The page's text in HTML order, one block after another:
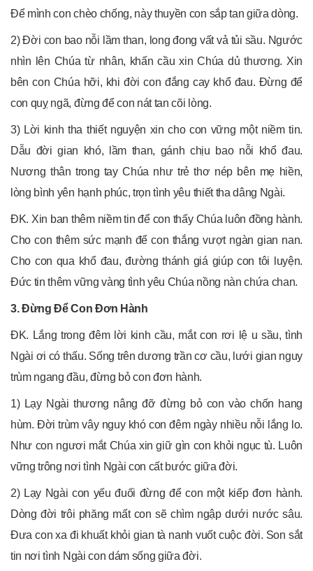
Để mình con chèo chống, này thuyền con sắp tan giữa dòng.
2) Đời con bao nỗi lầm than, long đong vất vả tủi sầu. Ngước
nhìn lên Chúa từ nhân, khấn cầu xin Chúa dủ thương. Xin
bên con Chúa hỡi, khi đời con đắng cay khổ đau. Đừng để
con quỵ ngã, đừng để con nát tan cõi lòng.
3) Lời kinh tha thiết nguyện xin cho con vững một niềm tin.
Dẫu đời gian khó, lầm than, gánh chịu bao nỗi khổ đau.
Nương thân trong tay Chúa như trẻ thơ nép bên mẹ hiền,
lòng bình yên hạnh phúc, trọn tình yêu thiết tha dâng Ngài.
ĐK. Xin ban thêm niềm tin để con thấy Chúa luôn đồng hành.
Cho con thêm sức mạnh để con thắng vượt ngàn gian nan.
Cho con qua khổ đau, đường thánh giá giúp con tôi luyện.
Đức tin thêm vững vàng tình yêu Chúa nồng nàn chứa chan.
3. Đừng Để Con Đơn Hành
ĐK. Lắng trong đêm lời kinh cầu, mắt con rơi lệ u sầu, tình
Ngài ơi có thấu. Sống trên dương trần cơ cầu, lưới gian nguy
trùm ngang đầu, đừng bỏ con đơn hành.
1) Lạy Ngài thương nâng đỡ đừng bỏ con vào chốn hang
hùm. Đời trùm vây nguy khó con đêm ngày nhiều nỗi lắng lo.
Như con ngươi mắt Chúa xin giữ gìn con khỏi ngục tù. Luôn
vững trông nơi tình Ngài con cất bước giữa đời.
2) Lạy Ngài con yếu đuối đừng để con một kiếp đơn hành.
Dòng đời trôi phăng mất con sẽ chìm ngập dưới nước sâu.
Đưa con xa đi khuất khỏi gian tà nanh vuốt cuộc đời. Son sắt
tin nơi tình Ngài con dám sống giữa đời.